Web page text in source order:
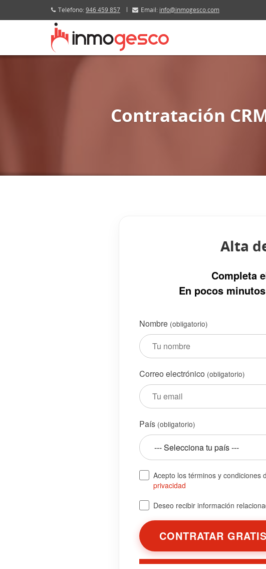
Teléfono: 946 459 857 Email: info@inmogesco.com
Contratación
Alta
Completa
En pocos
Nombre (obligatorio)
Correo electrónico (obligatorio)
País (obligatorio)
Acepto los términos y condiciones
privacidad
Deseo recibir información